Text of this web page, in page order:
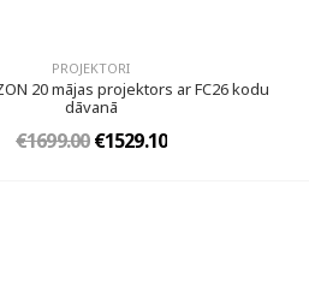
PROJEKTORI
20 mājas projektors ar FC26 kodu
dāvanā
€1699.00€1529.10